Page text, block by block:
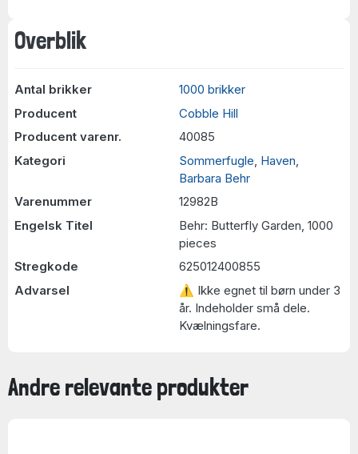
Overblik
Antal brikker
1000 brikker
Producent
Cobble Hill
Producent varenr.
40085
Kategori
Sommerfugle Haven
Barbara Behr
Varenummer
12982B
Engelsk Titel
Behr: Butterfly Garden, 1000
pieces
Stregkode
625012400855
Advarsel
⚠ Ikke egnet til børn under 3
år. Indeholder små dele.
Kvælningsfare.
Andre relevante produkter